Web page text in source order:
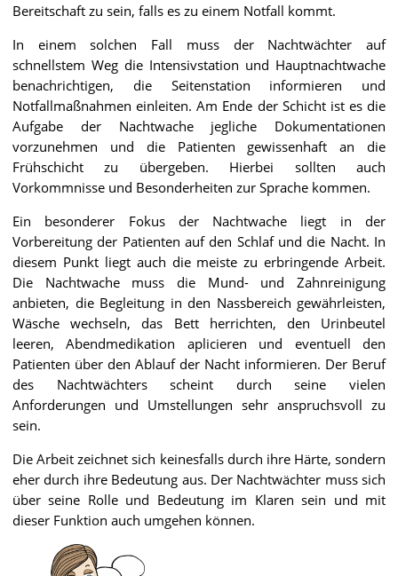
Bereitschaft zu sein, falls es zu einem Notfall kommt.
In einem solchen Fall muss der Nachtwächter auf
schnellstem Weg die Intensivstation und Hauptnachtwache
benachrichtigen, die Seitenstation informieren und
Notfallmaßnahmen einleiten. Am Ende der Schicht ist es die
Aufgabe der Nachtwache jegliche Dokumentationen
vorzunehmen und die Patienten gewissenhaft an die
Frühschicht zu übergeben. Hierbei sollten auch
Vorkommnisse und Besonderheiten zur Sprache kommen.
Ein besonderer Fokus der Nachtwache liegt in der
Vorbereitung der Patienten auf den Schlaf und die Nacht. In
diesem Punkt liegt auch die meiste zu erbringende Arbeit.
Die Nachtwache muss die Mund- und Zahnreinigung
anbieten, die Begleitung in den Nassbereich gewährleisten,
Wäsche wechseln, das Bett herrichten, den Urinbeutel
leeren, Abendmedikation aplicieren und eventuell den
Patienten über den Ablauf der Nacht informieren. Der Beruf
des Nachtwächters scheint durch seine vielen
Anforderungen und Umstellungen sehr anspruchsvoll zu
sein.
Die Arbeit zeichnet sich keinesfalls durch ihre Härte, sondern
eher durch ihre Bedeutung aus. Der Nachtwächter muss sich
über seine Rolle und Bedeutung im Klaren sein und mit
dieser Funktion auch umgehen können.